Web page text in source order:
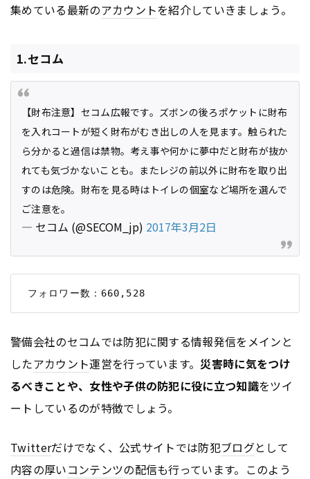
集めている最新のアカウントを紹介していきましょう。
1.セコム
【財布注意】セコム広報です。ズボンの後ろポケットに財布
を入れコートが短く財布がむき出しの人を見ます。触られた
ら分かると過信は禁物。考え事や何かに夢中だと財布が抜か
れても気づかないことも。またレジの前以外に財布を取り出
すのは危険。財布を見る時はトイレの個室など場所を選んで
ご注意を。
— セコム (@SECOM_jp) 2017年3月2日
警備会社のセコムでは防犯に関する情報発信をメインと
したアカウント運営を行っています。災害時に気をつけ
るべきことや、女性や子供の防犯に役に立つ知識をツイ
ートしているのが特徴でしょう。
Twitterだけでなく、公式サイトでは防犯ブログとして
内容の厚いコンテンツの配信も行っています。このよう